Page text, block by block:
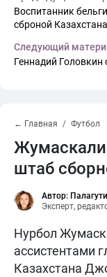
Воспитанник
сброной Казахстана
Следующий
Геннадий
← Главная Футбол
штаб
Автор:
Эксперт,
Нурбол
ассистентами
Казахстана